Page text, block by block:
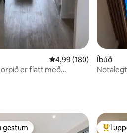
4,99 af 5 í
4,99 (180)
er flatt með
Íbúð
gestum Í